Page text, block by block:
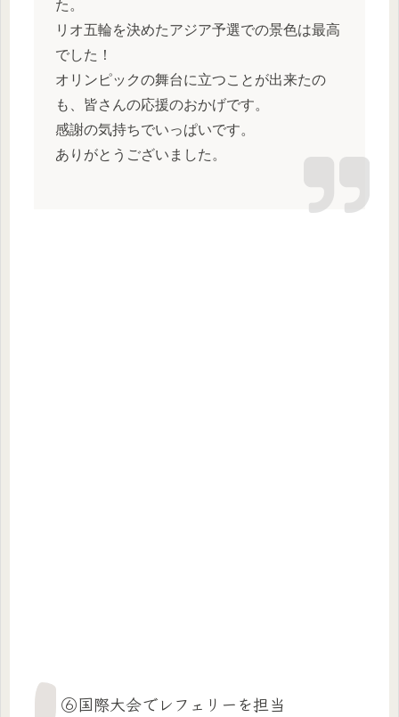
た。
リオ五輪を決めたアジア予選での景色は最高
でした！
オリンピックの舞台に立つことが出来たの
も、皆さんの応援のおかげです。
感謝の気持ちでいっぱいです。
ありがとうございました。
⑥国際大会でレフェリーを担当